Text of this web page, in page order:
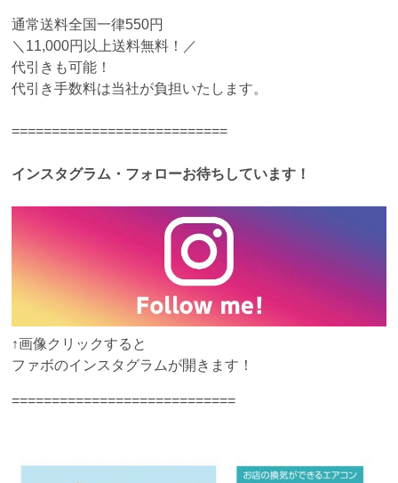
通常送料全国一律550円
＼11,000円以上送料無料！／
代引きも可能！
代引き手数料は当社が負担いたします。
===========================
インスタグラム・フォローお待ちしています！
↑画像クリックすると
ファボのインスタグラムが開きます！
============================